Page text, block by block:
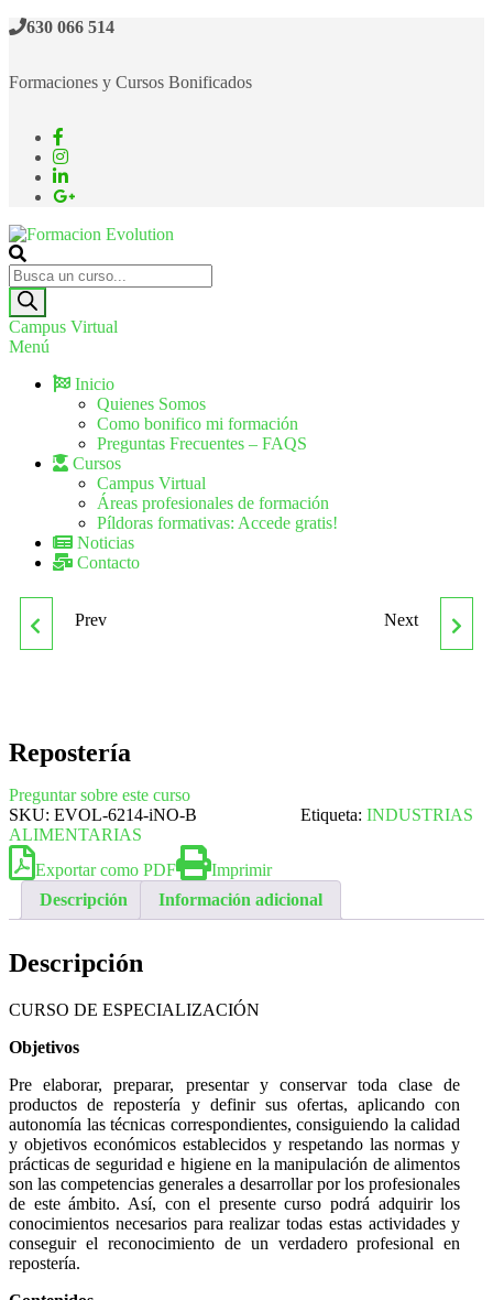
630 066 514
Formaciones y Cursos Bonificados
Formacion Evolution
Cursos de formación continua
Campus Virtual
Menú
Inicio
Quienes Somos
Como bonifico mi formación
Preguntas Frecuentes – FAQS
Cursos
Campus Virtual
Áreas profesionales de formación
Píldoras formativas: Accede gratis!
Noticias
Contacto
REGLAMENTO DE
PROFESIONALES
Prev SANL30 TÉCNICO EN
Next
Repostería
Preguntar sobre este curso
SKU: EVOL-6214-iNO-B Etiqueta: INDUSTRIAS
ALIMENTARIAS
Exportar como PDF
Imprimir
Descripción
Información adicional
Descripción
CURSO DE ESPECIALIZACIÓN
Objetivos
Pre elaborar, preparar, presentar y conservar toda clase de
productos de repostería y definir sus ofertas, aplicando con
autonomía las técnicas correspondientes, consiguiendo la calidad
y objetivos económicos establecidos y respetando las normas y
prácticas de seguridad e higiene en la manipulación de alimentos
son las competencias generales a desarrollar por los profesionales
de este ámbito. Así, con el presente curso podrá adquirir los
conocimientos necesarios para realizar todas estas actividades y
conseguir el reconocimiento de un verdadero profesional en
repostería.